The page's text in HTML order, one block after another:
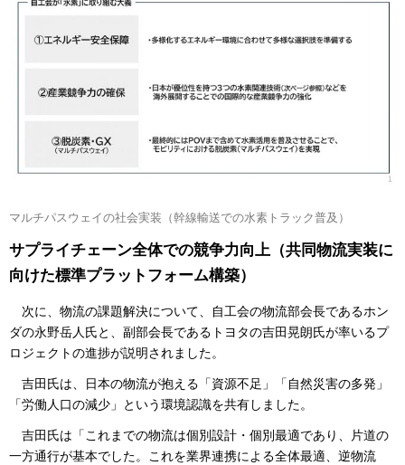
マルチパスウェイの社会実装（幹線輸送での水素トラック普及）
サプライチェーン全体での競争力向上（共同物流実装に
向けた標準プラットフォーム構築）
次に、物流の課題解決について、自工会の物流部会長であるホン
ダの永野岳人氏と、副部会長であるトヨタの吉田晃朗氏が率いるプ
ロジェクトの進捗が説明されました。
吉田氏は、日本の物流が抱える「資源不足」「自然災害の多発」
「労働人口の減少」という環境認識を共有しました。
吉田氏は「これまでの物流は個別設計・個別最適であり、片道の
一方通行が基本でした。これを業界連携による全体最適、逆物流